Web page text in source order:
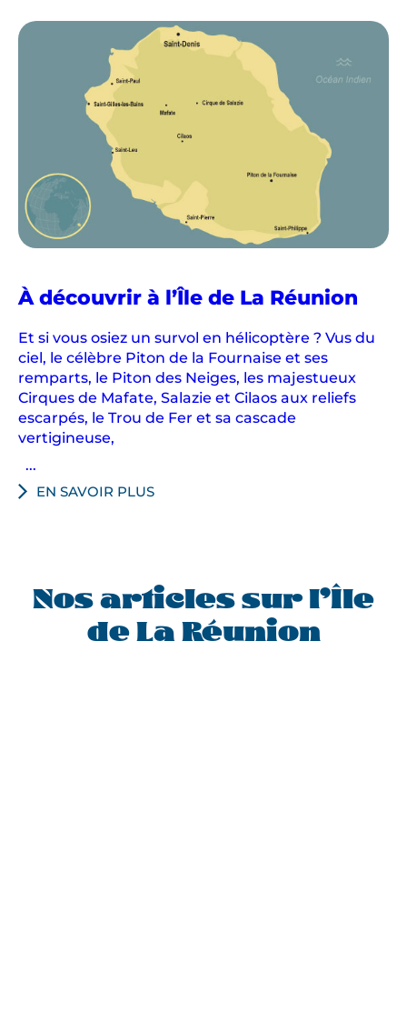
À découvrir à l’Île de La Réunion
Et si vous osiez un survol en hélicoptère ? Vus du
ciel, le célèbre Piton de la Fournaise et ses
remparts, le Piton des Neiges, les majestueux
Cirques de Mafate, Salazie et Cilaos aux reliefs
escarpés, le Trou de Fer et sa cascade
vertigineuse,
...
EN SAVOIR PLUS
Nos articles sur l’Île
de La Réunion